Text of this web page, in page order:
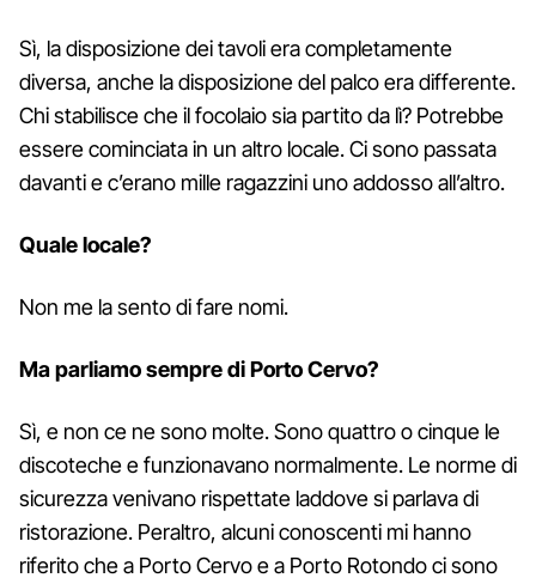
Sì, la disposizione dei tavoli era completamente
diversa, anche la disposizione del palco era differente.
Chi stabilisce che il focolaio sia partito da lì? Potrebbe
essere cominciata in un altro locale. Ci sono passata
davanti e c’erano mille ragazzini uno addosso all’altro.
Quale locale?
Non me la sento di fare nomi.
Ma parliamo sempre di Porto Cervo?
Sì, e non ce ne sono molte. Sono quattro o cinque le
discoteche e funzionavano normalmente. Le norme di
sicurezza venivano rispettate laddove si parlava di
ristorazione. Peraltro, alcuni conoscenti mi hanno
riferito che a Porto Cervo e a Porto Rotondo ci sono